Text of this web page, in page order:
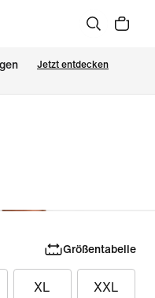
Jetzt entdecken
Größentabelle
XL XXL